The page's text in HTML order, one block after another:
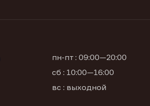
пн-пт : 09:00—20:00
сб : 10:00—16:00
вс : выходной